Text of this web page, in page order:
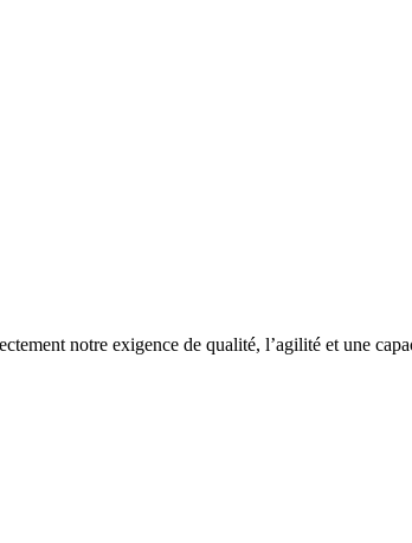
notre exigence de qualité, l’agilité et une